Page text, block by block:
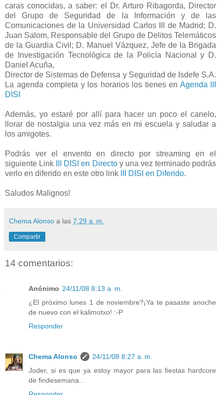
caras conocidas, a saber: el Dr. Arturo Ribagorda, Director
del Grupo de Seguridad de la Información y de las
Comunicaciones de la Universidad Carlos III de Madrid; D.
Juan Salom, Responsable del Grupo de Delitos Telemáticos
de la Guardia Civil; D. Manuel Vázquez, Jefe de la Brigada
de Investigación Tecnológica de la Policía Nacional y D.
Daniel Acuña,
Director de Sistemas de Defensa y Seguridad de Isdefe S.A.
La agenda completa y los horarios los tienes en Agenda III
DISI
Además, yo estaré por allí para hacer un poco el canelo,
llorar de nostalgia una vez más en mi escuela y saludar a
los amigotes.
Podrás ver el envento en directo por streaming en el
siguiente Link
III DISI en Directoy una vez terminado podrás
verlo en diferido en este otro link
III DISI en Diferido.
Saludos Malignos!
Chema Alonso a las 7:29 a. m.
Compartir
14 comentarios:
Anónimo 24/11/08 8:13 a. m.
¿El próximo lunes 1 de noviembre?¡Ya te pasaste anoche
de nuevo con el kalimotxo! :-P
Responder
Chema Alonso
24/11/08 8:27 a. m.
Joder, si es que ya estoy mayor para las fiestas hardcore
de findesemana...